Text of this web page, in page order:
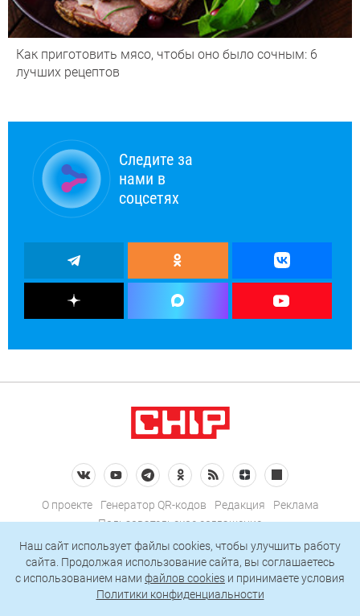
Как приготовить мясо, чтобы оно было сочным: 6
лучших рецептов
Следите за
нами в
соцсетях
О проекте Генератор QR-кодов Редакция
Реклама
Пользовательское соглашение
Политика конфиденциальности
Подписаться на рассылку
Наш сайт использует файлы cookies, чтобы улучшить работу
сайта. Продолжая использование сайта, вы соглашаетесь
c использованием нами файлов cookies и принимаете условия
Политики конфиденциальности